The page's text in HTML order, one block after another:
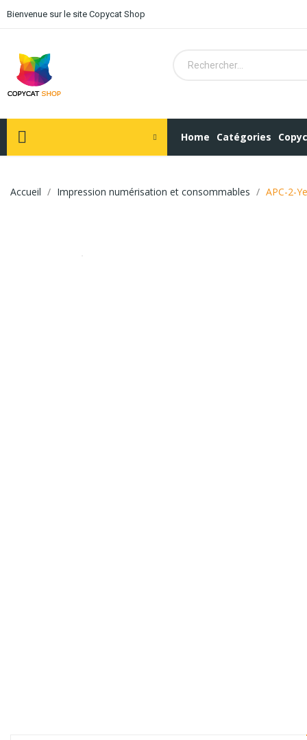
Bienvenue sur le site Copycat Shop
Home Catégories
Accueil Impression numérisation et consommables APC-2-